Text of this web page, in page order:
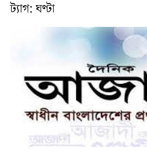
ট্যাগ: ঘণ্টা